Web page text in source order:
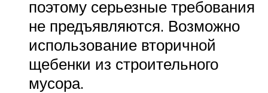
поэтому серьезные требования
не предъявляются. Возможно
использование вторичной
щебенки из строительного
мусора.